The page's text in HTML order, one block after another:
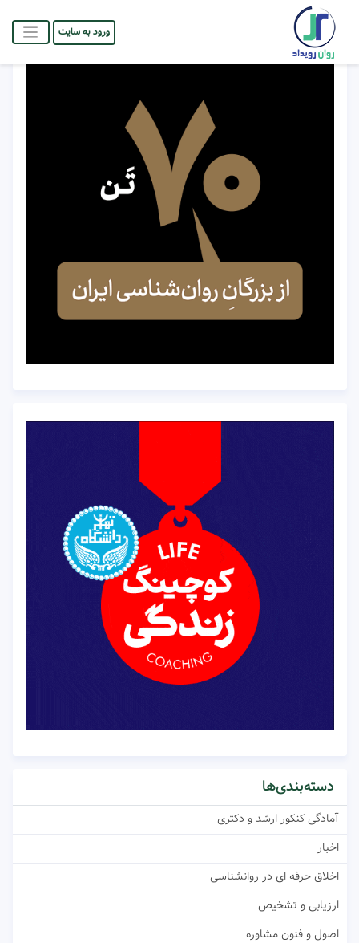
ورود به سایت
دسته‌بندی‌ها
آمادگی کنکور ارشد و دکتری
اخبار
اخلاق حرفه ای در روانشناسی
ارزیابی و تشخیص
اصول و فنون مشاوره